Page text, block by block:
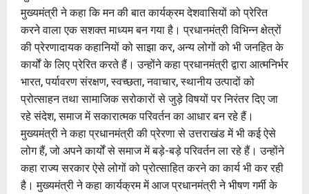
मुख्यमंत्री ने कहा कि मन की बात कार्यक्रम देशवासियों को प्रेरित
करने वाला एक सशक्त माध्यम बन गया है। प्रधानमंत्री विभिन्न क्षेत्रों
की प्रेरणादायक कहानियों को साझा कर, अन्य लोगों को भी जनहित के
कार्यों के लिए प्रेरित करते हैं। उन्होंने कहा प्रधानमंत्री द्वारा आत्मनिर्भर
भारत, पर्यावरण संरक्षण, स्वच्छता, नवाचार, स्थानीय उत्पादों को
प्रोत्साहन तथा सामाजिक सरोकारों से जुड़े विषयों पर निरंतर दिए जा
रहे संदेश, समाज में सकारात्मक परिवर्तन का आधार बन रहे हैं।
मुख्यमंत्री ने कहा प्रधानमंत्री की प्रेरणा से उत्तराखंड में भी कई ऐसे
लोग हैं, जो अपने कार्यों से समाज में बड़े-बड़े परिवर्तन ला रहे हैं। उन्होंने
कहा राज्य सरकार ऐसे लोगों को प्रोत्साहित करने का कार्य भी कर रही
है। मुख्यमंत्री ने कहा कार्यक्रम में आज प्रधानमंत्री ने भीषण गर्मी के